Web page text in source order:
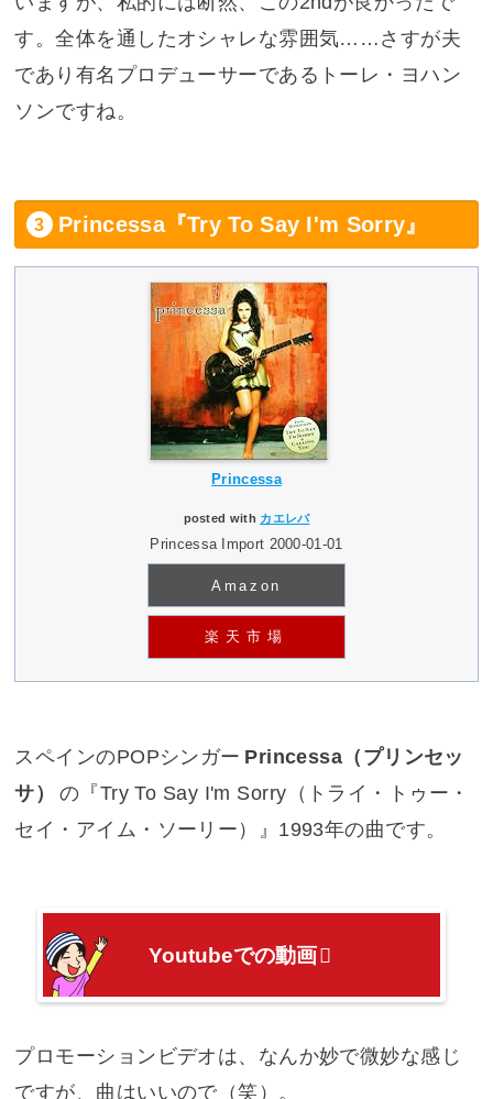
す。全体を通したオシャレな雰囲気……さすが夫
であり有名プロデューサーであるトーレ・ヨハン
ソンですね。
Princessa『Try To Say I'm Sorry』
Princessa
posted with カエレバ
Princessa Import 2000-01-01
Amazon
楽天市場
スペインのPOPシンガー Princessa（プリンセッ
サ）
の『Try To Say I'm Sorry（トライ・トゥー・
セイ・アイム・ソーリー）
』1993年の曲です。
Youtubeでの動画
プロモーションビデオは、なんか妙で微妙な感じ
ですが、曲はいいので（笑）。